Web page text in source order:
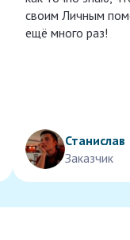
своим Личным
ещё много раз!
Станислав
Заказчик